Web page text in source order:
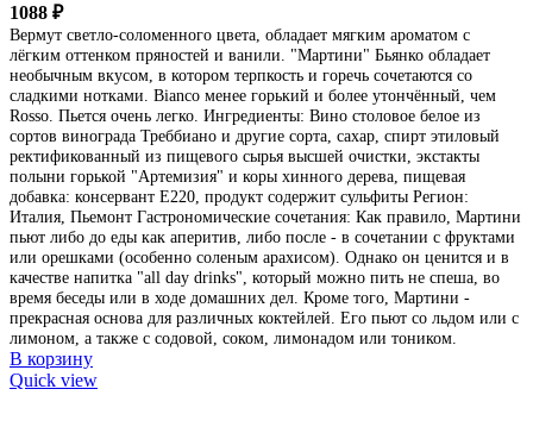
1088 ₽
Вермут светло-соломенного цвета, обладает мягким ароматом с
лёгким оттенком пряностей и ванили. "Мартини" Бьянко обладает
необычным вкусом, в котором терпкость и горечь сочетаются со
сладкими нотками. Bianco менее горький и более утончённый, чем
Rosso. Пьется очень легко. Ингредиенты: Вино столовое белое из
сортов винограда Треббиано и другие сорта, сахар, спирт этиловый
ректификованный из пищевого сырья высшей очистки, экстакты
полыни горькой "Артемизия" и коры хинного дерева, пищевая
добавка: консервант Е220, продукт содержит сульфиты Регион:
Италия, Пьемонт Гастрономические сочетания: Как правило, Мартини
пьют либо до еды как аперитив, либо после - в сочетании с фруктами
или орешками (особенно соленым арахисом). Однако он ценится и в
качестве напитка "all day drinks", который можно пить не спеша, во
время беседы или в ходе домашних дел. Кроме того, Мартини -
прекрасная основа для различных коктейлей. Его пьют со льдом или с
лимоном, а также с содовой, соком, лимонадом или тоником.
В корзину
Quick view